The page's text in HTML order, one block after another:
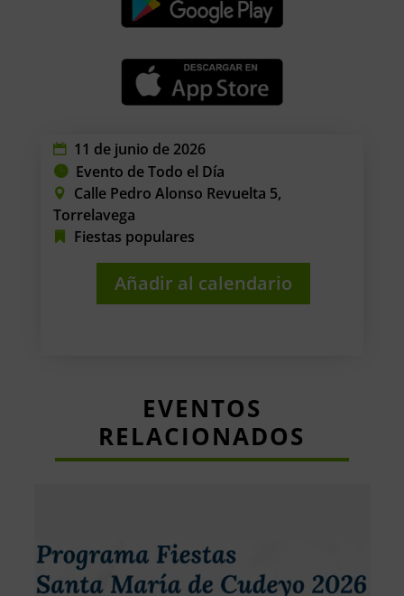
11 de junio de 2026
Evento de Todo el Día
Calle Pedro Alonso Revuelta 5,
Torrelavega
Fiestas populares
Añadir al calendario
EVENTOS
RELACIONADOS